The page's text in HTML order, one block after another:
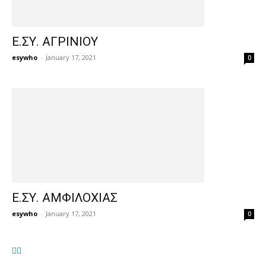
Ε.ΣΥ. ΑΓΡΙΝΙΟΥ
esywho - January 17, 2021 0
Ε.ΣΥ. ΑΜΦΙΛΟΧΙΑΣ
esywho - January 17, 2021 0